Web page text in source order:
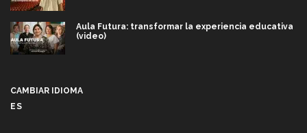
Aula Futura: transformar la experiencia educativa
(video)
CAMBIAR IDIOMA
ES